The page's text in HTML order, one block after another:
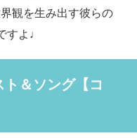
観を生み出す彼らの
すよ♩
＆ソング【コ